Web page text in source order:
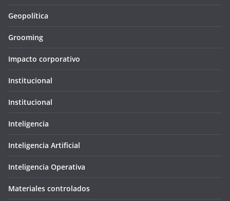
Geopolítica
Grooming
Impacto corporativo
Institucional
Institucional
Inteligencia
Inteligencia Artificial
Inteligencia Operativa
Materiales controlados